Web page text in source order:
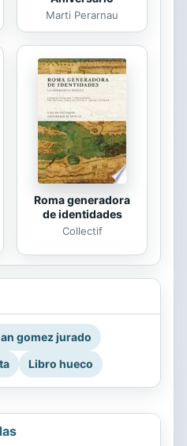
Marti Perarnau
Roma generadora
de identidades
Collectif
gomez jurado
Libro hueco